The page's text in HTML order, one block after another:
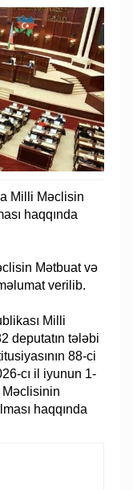
Milli Məclisin
haqqında
Mətbuat və
verilib.
Milli
deputatın tələbi
88-ci
cı il iyunun 1-
Məclisinin
haqqında